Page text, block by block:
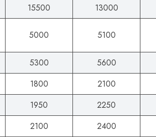
15500 13000
5000 5100
5300 5600
1800 2100
1950 2250
2100 2400